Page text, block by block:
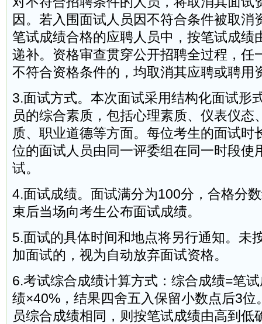
因。若入围面试人员因不符合条件被取消
笔试成绩合格的应聘人员中，按笔试成绩
递补。资格审查贯穿公开招聘全过程，任
不符合资格条件的，均取消其应聘或聘用
3.面试方式。本次面试采用结构化面试形
员的综合素质，包括心理素质、仪表仪态
质、职业道德等方面。每位考生的面试时
位的面试人员由同一评委组在同一时段使
试。
4.面试成绩。面试满分为100分，合格分
束后当场向考生公布面试成绩。
5.面试的具体时间和地点将另行通知。未
加面试的，视为自动放弃面试资格。
6.考试综合成绩计算方式：综合成绩=笔
绩×40%，结果四舍五入保留小数点后3位
员综合成绩相同，则按笔试成绩由高到低